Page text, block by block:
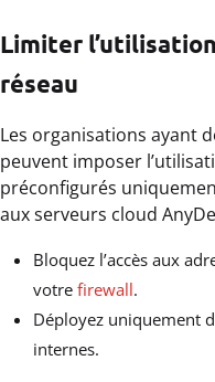
Limiter
réseau
Les organisations ayant
peuvent imposer
préconfigurés
aux serveurs cloud
Bloquez l’accès aux
votre firewall.
Déployez uniquement
internes.